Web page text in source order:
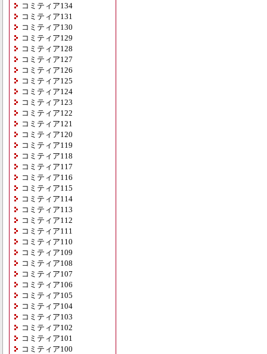
コミティア134
コミティア131
コミティア130
コミティア129
コミティア128
コミティア127
コミティア126
コミティア125
コミティア124
コミティア123
コミティア122
コミティア121
コミティア120
コミティア119
コミティア118
コミティア117
コミティア116
コミティア115
コミティア114
コミティア113
コミティア112
コミティア111
コミティア110
コミティア109
コミティア108
コミティア107
コミティア106
コミティア105
コミティア104
コミティア103
コミティア102
コミティア101
コミティア100